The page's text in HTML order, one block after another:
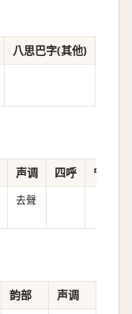
八思巴字(其他)
声调 四呼 宁继福
去聲
韵部 声调